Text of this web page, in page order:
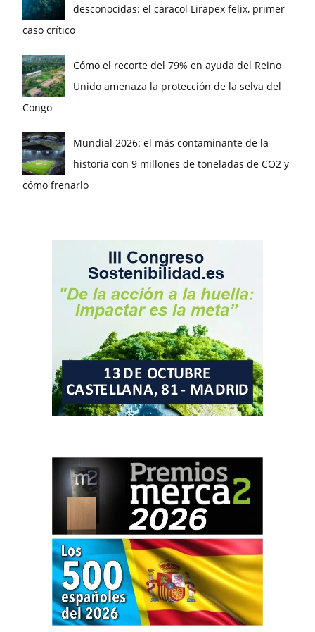
desconocidas: el caracol Lirapex felix, primer
caso crítico
Cómo el recorte del 79% en ayuda del Reino
Unido amenaza la protección de la selva del
Congo
Mundial 2026: el más contaminante de la
historia con 9 millones de toneladas de CO2 y
cómo frenarlo